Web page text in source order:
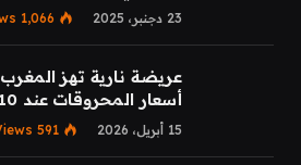
23 دجنبر، 2025 1,066
عريضة نارية تهز
أسعار المحروقات عند 10 دراهم وإحياء سامير
15 أبريل، 2026 591